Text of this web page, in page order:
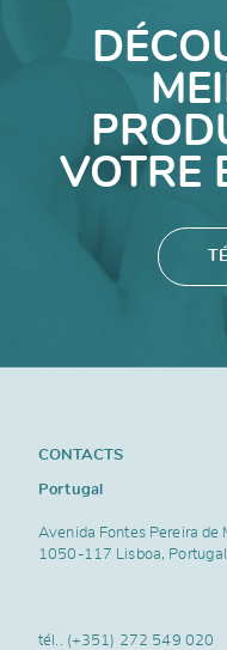
VOTRE
CONTACTS
Portugal
Avenida Fontes Pereira de
1050-117 Lisboa, Portugal
tél.. (+351) 272 549 020